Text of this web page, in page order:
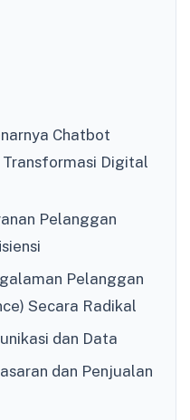
Chatbot
Digital
Pelanggan
Pelanggan
Secara Radikal
dan Data
dan Penjualan